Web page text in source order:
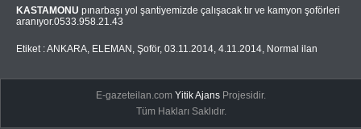
KASTAMONU pınarbaşı yol şantiyemizde çalışacak tır ve kamyon şoförleri
aranıyor.0533.958.21.43
Etiket :ANKARA, ELEMAN , Şoför, 03.11.2014, 4.11.2014, Normal ilan
E-gazeteilan.comYitik Ajans Projesidir.
Tüm Hakları Saklıdır.